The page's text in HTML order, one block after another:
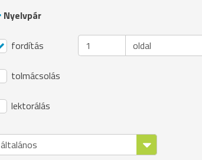
Nyelvpár
fordítás
tolmácsolás
lektorálás